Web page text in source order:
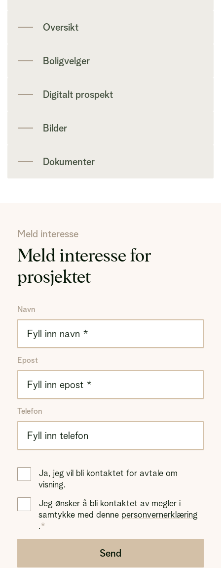
Oversikt
Boligvelger
Digitalt prospekt
Bilder
Dokumenter
Meld interesse
Meld interesse for
prosjektet
Navn
Epost
Telefon
Ja, jeg vil bli kontaktet for avtale om
visning.
Jeg ønsker å bli kontaktet av megler i
samtykke med denne personvernerklæring
.
Send